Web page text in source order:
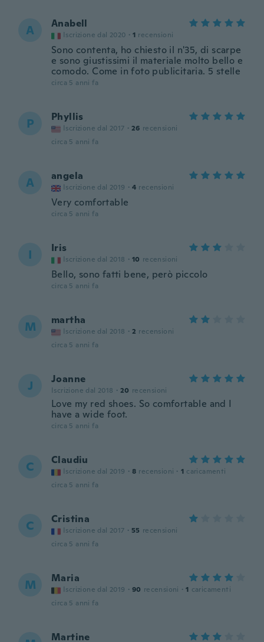
A Anabell
Iscrizione dal 2020 · 1 recensioni
Sono contenta, ho chiesto il n'35, di scarpe
e sono giustissimi il materiale molto bello e
comodo. Come in foto publicitaria. 5 stelle
circa 5 anni fa
P Phyllis
Iscrizione dal 2017 · 26 recensioni
circa 5 anni fa
A angela
Iscrizione dal 2019 · 4 recensioni
Very comfortable
circa 5 anni fa
I Iris
Iscrizione dal 2018 · 10 recensioni
Bello, sono fatti bene, però piccolo
circa 5 anni fa
M martha
Iscrizione dal 2018 · 2 recensioni
circa 5 anni fa
J Joanne
Iscrizione dal 2018 · 20 recensioni
Love my red shoes. So comfortable and I
have a wide foot.
circa 5 anni fa
C Claudiu
Iscrizione dal 2019 · 8 recensioni · 1 caricamenti
circa 5 anni fa
C Cristina
Iscrizione dal 2017 · 55 recensioni
circa 5 anni fa
M Maria
Iscrizione dal 2019 · 90 recensioni · 1 caricamenti
circa 5 anni fa
Martine